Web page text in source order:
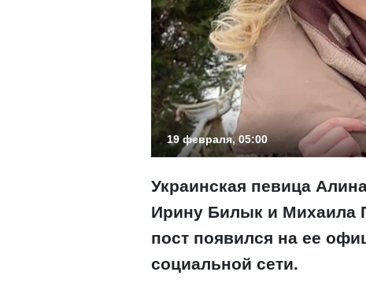
19 февраля, 05:00
Украинская певица
Ирину Билык и Михаила
пост появился на ее
социальной сети.